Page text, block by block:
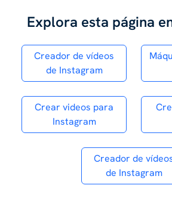
Explora esta página
Creador de vídeos
de Instagram
Crear videos para
Instagram
Creador de
de Instagram